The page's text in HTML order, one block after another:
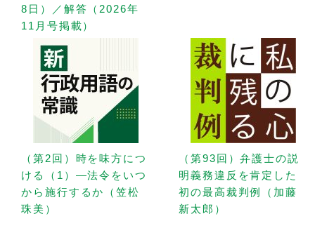
8日）／解答（2026年
11月号掲載）
（第2回）時を味方につ
ける（1）—法令をいつ
から施行するか（笠松
珠美）
（第93回）弁護士の説
明義務違反を肯定した
初の最高裁判例（加藤
新太郎）